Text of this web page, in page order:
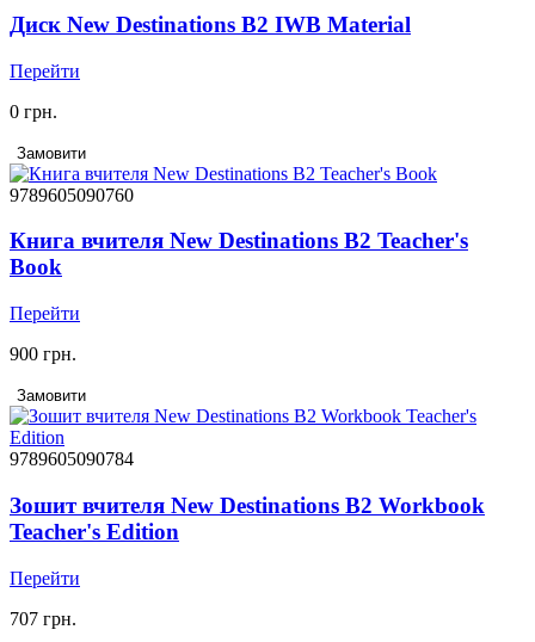
Диск New Destinations B2 IWB Material
Перейти
0 грн.
Замовити
9789605090760
Книга вчителя New Destinations B2 Teacher's
Book
Перейти
900 грн.
Замовити
9789605090784
Зошит вчителя New Destinations B2 Workbook
Teacher's Edition
Перейти
707 грн.